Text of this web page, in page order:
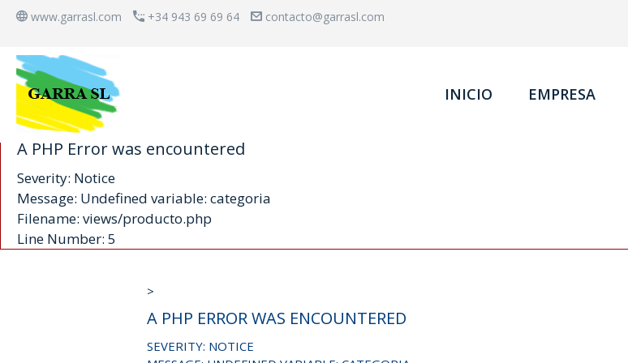
A PHP Error was encountered
Severity: Notice
Message: Undefined variable: categoria
Filename: views/producto.php
Line Number: 5
www.garrasl.com +34 943 69 69 64 contacto@garrasl.com
INICIO EMPRESA
>
A PHP ERROR WAS ENCOUNTERED
SEVERITY: NOTICE